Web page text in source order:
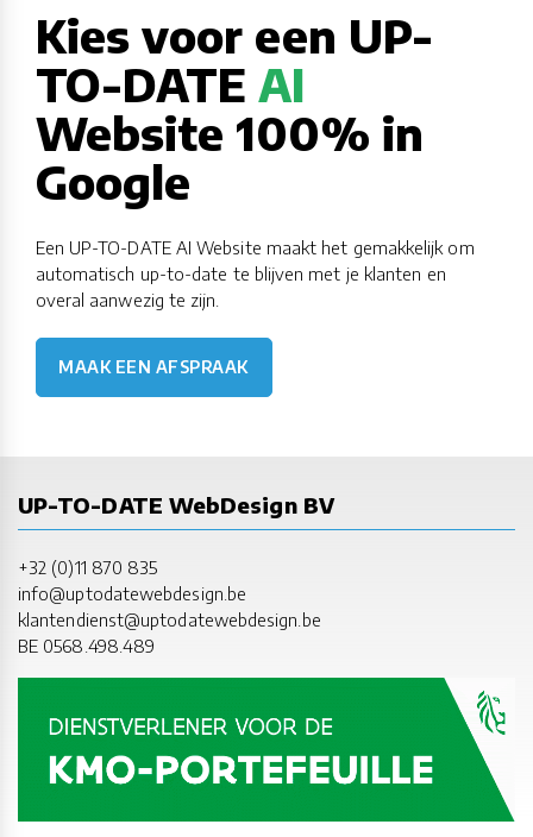
Kies voor een UP-
TO-DATE AI
Website 100% in
Google
Een UP-TO-DATE AI Website maakt het gemakkelijk om
automatisch up-to-date te blijven met je klanten en
overal aanwezig te zijn.
MAAK EEN AFSPRAAK
UP-TO-DATE WebDesign BV
+32 (0)11 870 835
info@uptodatewebdesign.be
klantendienst@uptodatewebdesign.be
BE 0568.498.489